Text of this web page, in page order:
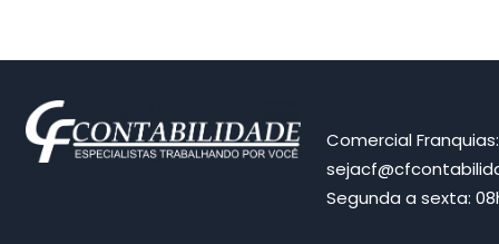
Comercial
Segunda a sexta: